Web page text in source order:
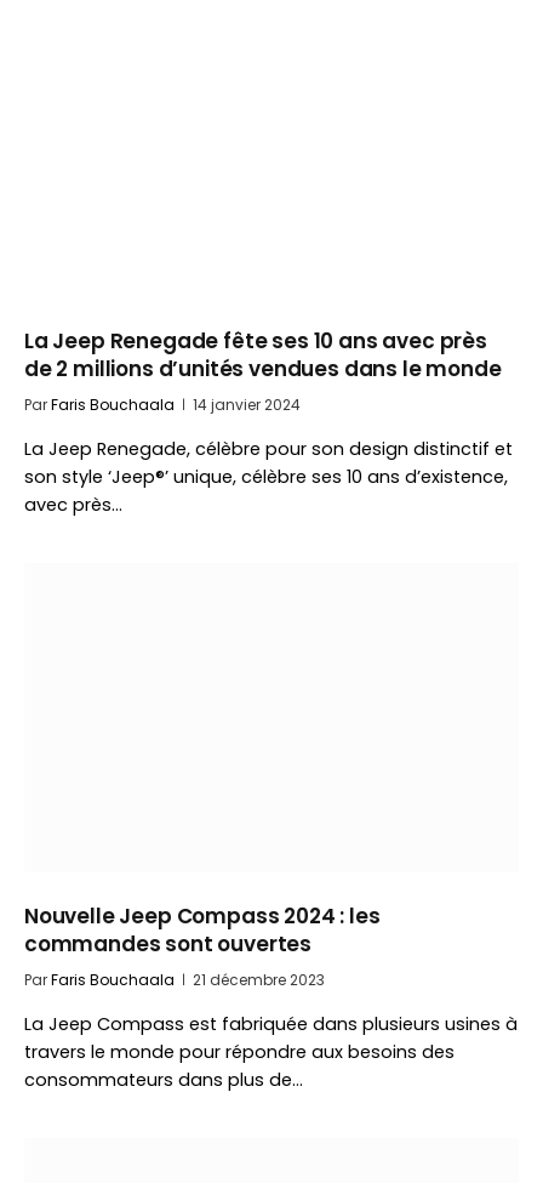
La Jeep Renegade fête ses 10 ans avec près
de 2 millions d’unités vendues dans le monde
ParFaris Bouchaala 14 janvier 2024
La Jeep Renegade, célèbre pour son design distinctif et
son style ‘Jeep®’ unique, célèbre ses 10 ans d’existence,
avec près…
Nouvelle Jeep Compass 2024 : les
commandes sont ouvertes
ParFaris Bouchaala 21 décembre 2023
La Jeep Compass est fabriquée dans plusieurs usines à
travers le monde pour répondre aux besoins des
consommateurs dans plus de…